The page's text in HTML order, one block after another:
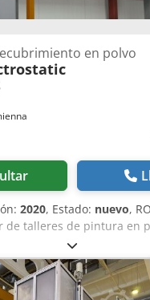
en polvo
2020, Estado: nuevo,
de talleres de pintura en
grandes de Europa.
fabricados que
el mundo. ROMER®
para talleres de pintura